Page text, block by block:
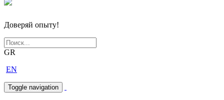
Доверяй опыту!
GR
EN
Toggle navigation